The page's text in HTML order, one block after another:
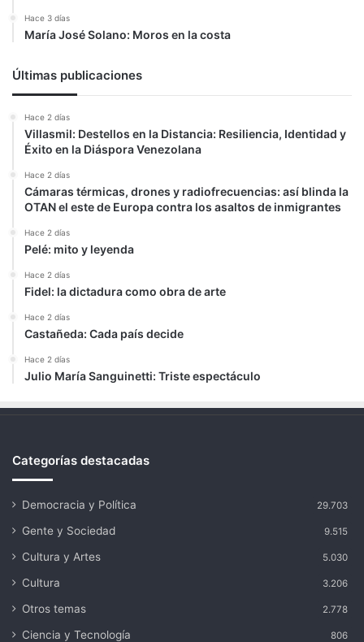
Hace 3 días
María José Solano: Moros en la costa
Últimas publicaciones
Hace 2 días
Villasmil: Destellos en la Distancia: Resiliencia, Identidad y
Éxito en la Diáspora Venezolana
Hace 2 días
Cámaras térmicas, drones y radiofrecuencias: así blinda la
OTAN el este de Europa contra los asaltos de inmigrantes
Hace 2 días
Pelé: mito y leyenda
Hace 2 días
Fidel: la dictadura como obra de arte
Hace 2 días
Castañeda: Cada país decide
Hace 2 días
Julio María Sanguinetti: Triste espectáculo
Categorías destacadas
Democracia y Política 29.703
Gente y Sociedad 9.515
Cultura y Artes 5.030
Cultura 3.206
Otros temas 2.778
Ciencia y Tecnología 806